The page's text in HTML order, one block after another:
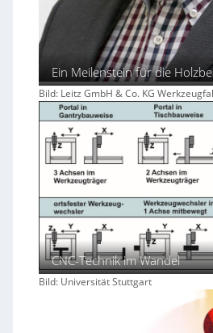
Ein Meilenstein für die
Bild: Leitz GmbH & Co. KG
CNC-Technik im Wandel
Bild: Universität Stuttgart